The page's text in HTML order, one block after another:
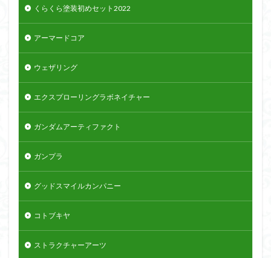
くらくら塗装初めセット2022
アーマードコア
ウェザリング
エクスプローリングラボネイチャー
ガンダムアーティファクト
ガンプラ
グッドスマイルカンパニー
コトブキヤ
ストラクチャーアーツ